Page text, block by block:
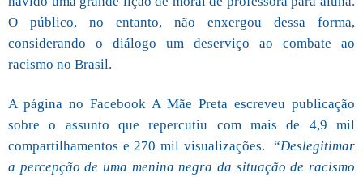
O público, no entanto, não enxergou dessa forma,
considerando o diálogo um deserviço ao combate ao
racismo no Brasil.
A página no Facebook A Mãe Preta escreveu publicação
sobre o assunto que repercutiu com mais de 4,9 mil
compartilhamentos e 270 mil visualizações.
“Deslegitimar
a percepção de uma menina negra da situação de racismo